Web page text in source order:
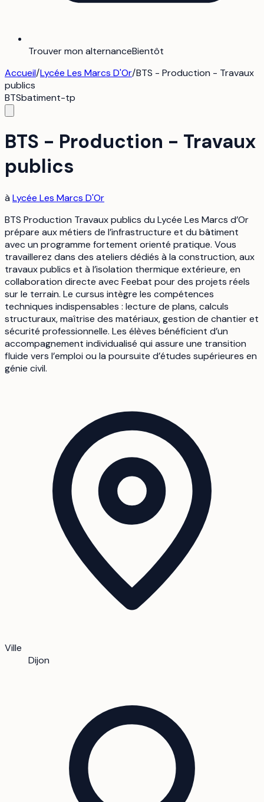
Trouver mon alternanceBientôt
Accueil/Lycée Les Marcs D'Or/BTS - Production - Travaux
publics
BTSbatiment-tp
BTS - Production - Travaux
publics
à Lycée Les Marcs D'Or
BTS Production Travaux publics du Lycée Les Marcs d’Or
prépare aux métiers de l’infrastructure et du bâtiment
avec un programme fortement orienté pratique. Vous
travaillerez dans des ateliers dédiés à la construction, aux
travaux publics et à l’isolation thermique extérieure, en
collaboration directe avec Feebat pour des projets réels
sur le terrain. Le cursus intègre les compétences
techniques indispensables : lecture de plans, calculs
structuraux, maîtrise des matériaux, gestion de chantier et
sécurité professionnelle. Les élèves bénéficient d’un
accompagnement individualisé qui assure une transition
fluide vers l’emploi ou la poursuite d’études supérieures en
génie civil.
Ville
Dijon